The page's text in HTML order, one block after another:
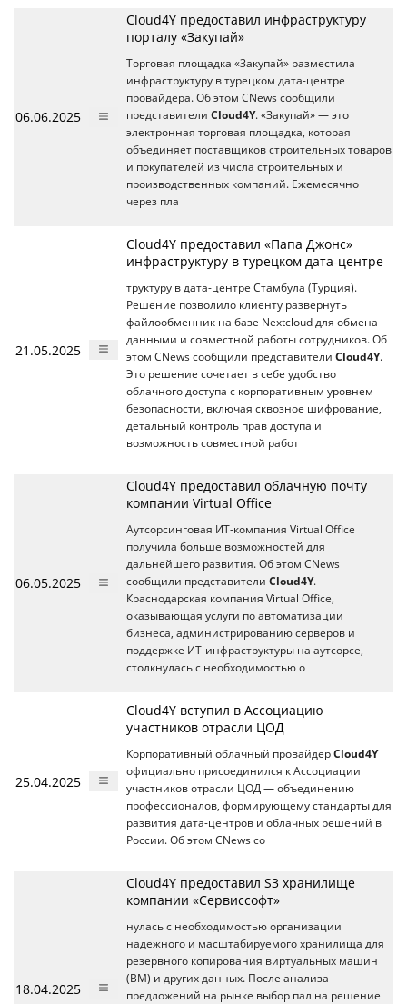
06.06.2025
Cloud4Y предоставил инфраструктуру
порталу «Закупай»
Торговая площадка «Закупай» разместила
инфраструктуру в турецком дата-центре
провайдера. Об этом CNews сообщили
представители Cloud4Y. «Закупай» — это
электронная торговая площадка, которая
объединяет поставщиков строительных товаров
и покупателей из числа строительных и
производственных компаний. Ежемесячно
через пла
21.05.2025
Cloud4Y предоставил «Папа Джонс»
инфраструктуру в турецком дата-центре
труктуру в дата-центре Стамбула (Турция).
Решение позволило клиенту развернуть
файлообменник на базе Nextcloud для обмена
данными и совместной работы сотрудников. Об
этом CNews сообщили представители Cloud4Y.
Это решение сочетает в себе удобство
облачного доступа с корпоративным уровнем
безопасности, включая сквозное шифрование,
детальный контроль прав доступа и
возможность совместной работ
06.05.2025
Cloud4Y предоставил облачную почту
компании Virtual Office
Аутсорсинговая ИТ-компания Virtual Office
получила больше возможностей для
дальнейшего развития. Об этом CNews
сообщили представители Cloud4Y.
Краснодарская компания Virtual Office,
оказывающая услуги по автоматизации
бизнеса, администрированию серверов и
поддержке ИТ-инфраструктуры на аутсорсе,
столкнулась с необходимостью о
25.04.2025
Cloud4Y вступил в Ассоциацию
участников отрасли ЦОД
Корпоративный облачный провайдер Cloud4Y
официально присоединился к Ассоциации
участников отрасли ЦОД — объединению
профессионалов, формирующему стандарты для
развития дата-центров и облачных решений в
России. Об этом CNews со
18.04.2025
Cloud4Y предоставил S3 хранилище
компании «Сервиссофт»
нулась с необходимостью организации
надежного и масштабируемого хранилища для
резервного копирования виртуальных машин
(ВМ) и других данных. После анализа
предложений на рынке выбор пал на решение